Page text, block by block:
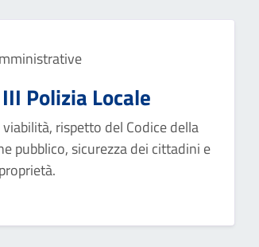
Polizia Locale
rispetto del Codice della
dei cittadini e